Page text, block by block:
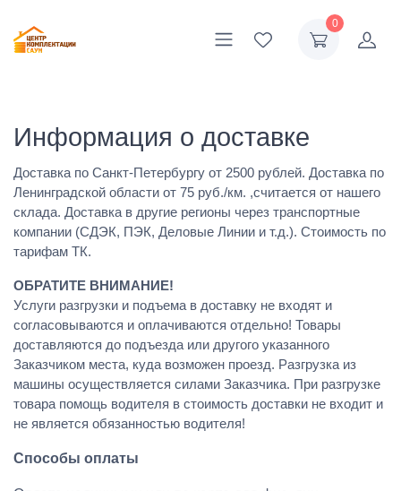
0
Информация о доставке
Доставка по Санкт-Петербургу от 2500 рублей. Доставка по
Ленинградской области от 75 руб./км. ,считается от нашего
склада. Доставка в другие регионы через транспортные
компании (СДЭК, ПЭК, Деловые Линии и т.д.). Стоимость по
тарифам ТК.
ОБРАТИТЕ ВНИМАНИЕ!
Услуги разгрузки и подъема в доставку не входят и
согласовываются и оплачиваются отдельно! Товары
доставляются до подъезда или другого указанного
Заказчиком места, куда возможен проезд. Разгрузка из
машины осуществляется силами Заказчика. При разгрузке
товара помощь водителя в стоимость доставки не входит и
не является обязанностью водителя!
Способы оплаты